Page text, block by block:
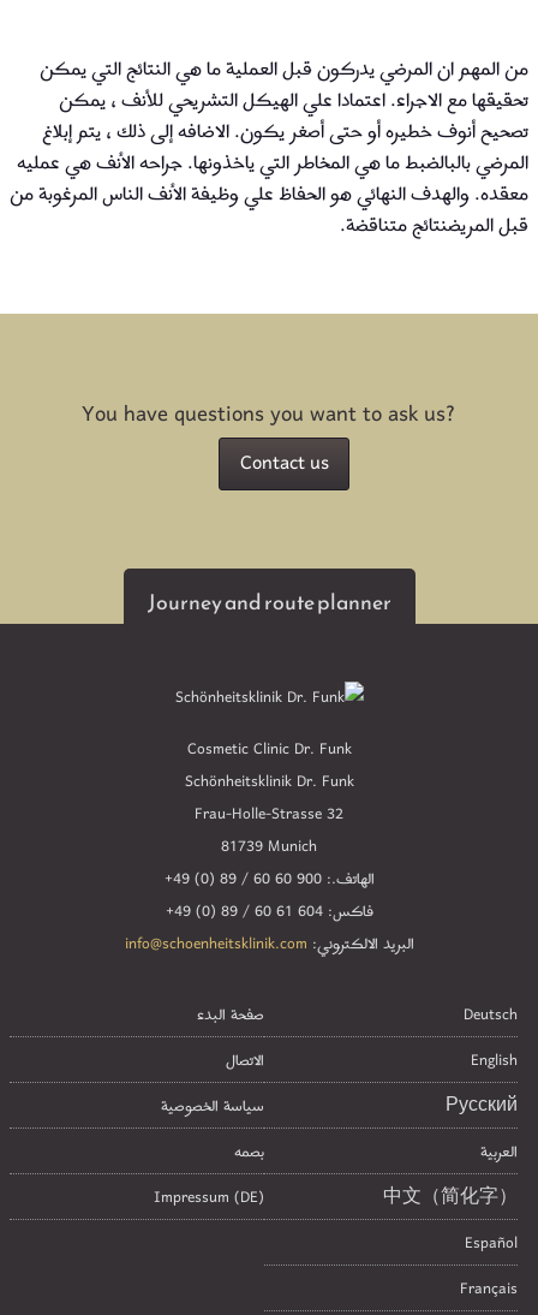
من المهم ان المرضي يدركون قبل العملية ما هي النتائج التي يمكن
تحقيقها مع الاجراء. اعتمادا علي الهيكل التشريحي للأنف ، يمكن
تصحيح أنوف خطيره أو حتى أصغر يكون. الاضافه إلى ذلك ، يتم إبلاغ
المرضي بالبالضبط ما هي المخاطر التي ياخذونها. جراحه الأنف هي عمليه
معقده. والهدف النهائي هو الحفاظ علي وظيفة الأنف الناس المرغوبة من
قبل المريضنتائج متناقضة.
You have questions you want to ask us?
Contact us
Journey and route planner
Cosmetic Clinic Dr. Funk
Schönheitsklinik Dr. Funk
Frau-Holle-Strasse 32
81739 Munich
الهاتف.:+49 (0) 89 / 60 60 900
فاكس:+49 (0) 89 / 60 61 604
البريد الالكتروني: info@schoenheitsklinik.com
صفحة البدء
الاتصال
سياسة الخصوصية
بصمه
Impressum (DE)
Deutsch
English
Русский
العربية
中文（简化字）
Español
Français